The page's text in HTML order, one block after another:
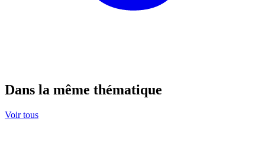
Dans la même thématique
Voir tous